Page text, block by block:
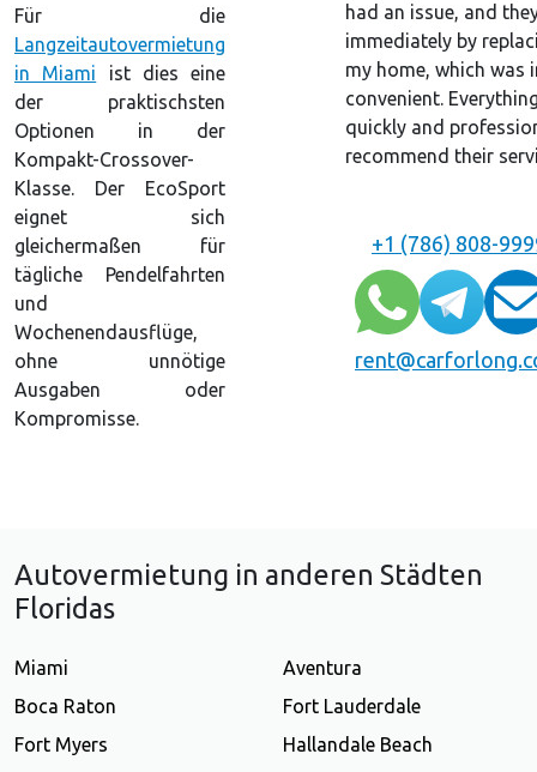
had an issue, and
immediately by
my home, which was
convenient.
quickly and
recommend their
+1 (786) 808-
Für die
Langzeitautovermietung
in Miami ist dies eine
der praktischsten
Optionen in der
Kompakt-Crossover-
Klasse. Der EcoSport
eignet sich
gleichermaßen für
tägliche Pendelfahrten
und
Wochenendausflüge,
ohne unnötige
Ausgaben oder
Kompromisse.
Autovermietung in anderen Städten
Floridas
Miami
Aventura
Boca Raton
Fort Lauderdale
Fort Myers
Hallandale Beach